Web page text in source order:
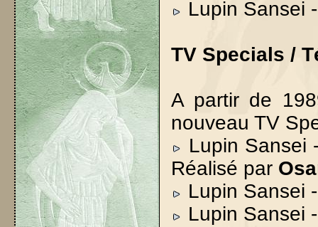
Lupin Sansei
TV Specials /
A partir de
nouveau TV
Lupin Sansei
Réalisé par
Lupin Sansei
Lupin Sansei